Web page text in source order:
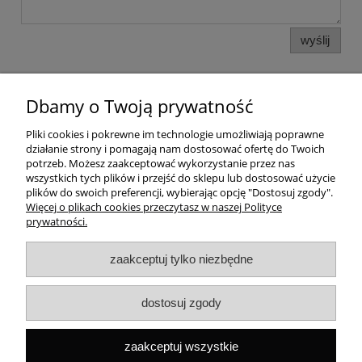
wyślij
Pomoc
Dostawa
Moje konto
O firmie
Rekomendowane strony
Szybki kontakt
Dbamy o Twoją prywatność
Pliki cookies i pokrewne im technologie umożliwiają poprawne
działanie strony i pomagają nam dostosować ofertę do Twoich
potrzeb. Możesz zaakceptować wykorzystanie przez nas
wszystkich tych plików i przejść do sklepu lub dostosować użycie
plików do swoich preferencji, wybierając opcję "Dostosuj zgody".
Więcej o plikach cookies przeczytasz w naszej Polityce
prywatności.
zaakceptuj tylko niezbędne
dostosuj zgody
zaakceptuj wszystkie